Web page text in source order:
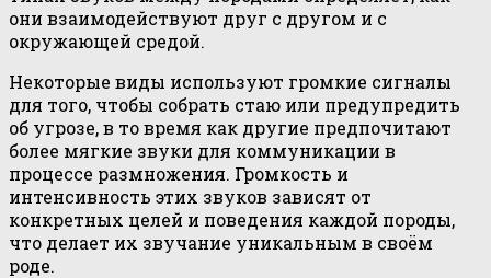
они взаимодействуют друг с другом и с
окружающей средой.
Некоторые виды используют громкие сигналы
для того, чтобы собрать стаю или предупредить
об угрозе, в то время как другие предпочитают
более мягкие звуки для коммуникации в
процессе размножения. Громкость и
интенсивность этих звуков зависят от
конкретных целей и поведения каждой породы,
что делает их звучание уникальным в своём
роде.